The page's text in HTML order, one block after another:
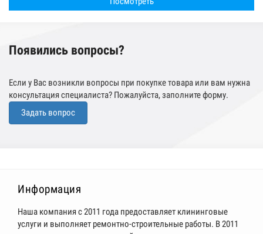
Появились вопросы?
Если у Вас возникли вопросы при покупке товара или вам нужна
консультация специалиста? Пожалуйста, заполните форму.
Задать вопрос
Информация
Наша компания с 2011 года предоставляет клининговые
услуги и выполняет ремонтно-строительные работы. В 2011